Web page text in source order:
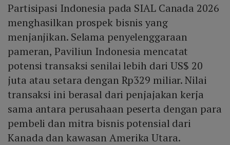
Partisipasi Indonesia pada SIAL Canada 2026
menghasilkan prospek bisnis yang
menjanjikan. Selama penyelenggaraan
pameran, Paviliun Indonesia mencatat
potensi transaksi senilai lebih dari US$ 20
juta atau setara dengan Rp329 miliar. Nilai
transaksi ini berasal dari penjajakan kerja
sama antara perusahaan peserta dengan para
pembeli dan mitra bisnis potensial dari
Kanada dan kawasan Amerika Utara.